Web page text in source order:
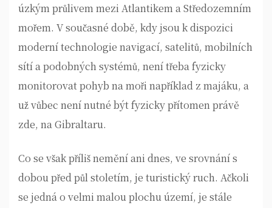
úzkým průlivem mezi Atlantikem a Středozemním
mořem. V současné době, kdy jsou k dispozici
moderní technologie navigací, satelitů, mobilních
sítí a podobných systémů, není třeba fyzicky
monitorovat pohyb na moři například z majáku, a
už vůbec není nutné být fyzicky přítomen právě
zde, na Gibraltaru.
Co se však příliš nemění ani dnes, ve srovnání s
dobou před půl stoletím, je turistický ruch. Ačkoli
se jedná o velmi malou plochu území, je stále